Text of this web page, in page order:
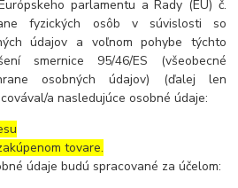
parlamentu a Rady (EÚ) č.
fyzických osôb v súvislosti so
údajov a voľnom pohybe týchto
smernice 95/46/ES (všeobecné
osobných údajov) (ďalej len
a nasledujúce osobné údaje:
tovare.
údaje budú spracované za účelom: